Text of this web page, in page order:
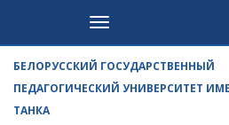
Посетителям
БЕЛОРУССКИЙ ГОСУДАРСТВЕННЫЙ
ПЕДАГОГИЧЕСКИЙ УНИВЕРСИТЕТ
ТАНКА